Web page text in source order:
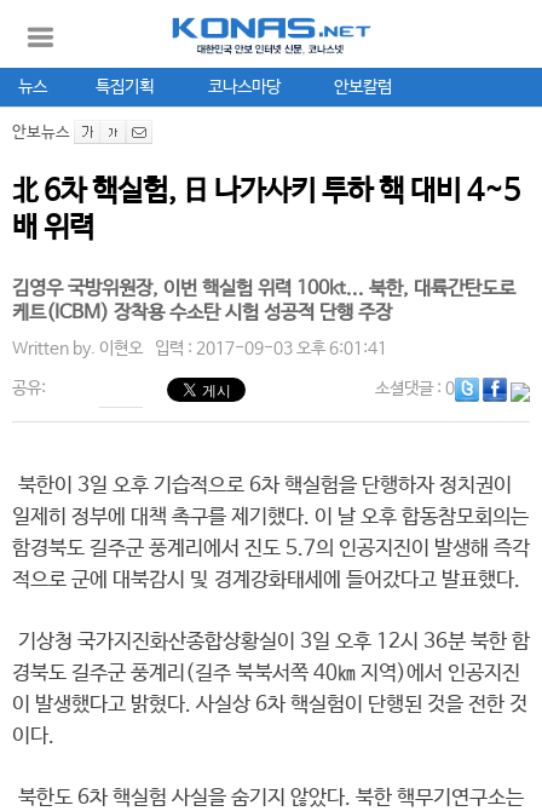
뉴스 특집기획 코나스마당 안보칼럼
안보뉴스
北 6차 핵실험, 日 나가사키 투하 핵 대비 4~5
배 위력
김영우 국방위원장, 이번 핵실험 위력 100kt... 북한, 대륙간탄도로
케트(ICBM) 장착용 수소탄 시험 성공적 단행 주장
Written by. 이현오 입력 : 2017-09-03 오후 6:01:41
공유: 소셜댓글: 0
북한이 3일 오후 기습적으로 6차 핵실험을 단행하자 정치권이
일제히 정부에 대책 촉구를 제기했다. 이 날 오후 합동참모회의는
함경북도 길주군 풍계리에서 진도 5.7의 인공지진이 발생해 즉각
적으로 군에 대북감시 및 경계강화태세에 들어갔다고 발표했다.
기상청 국가지진화산종합상황실이 3일 오후 12시 36분 북한 함
경북도 길주군 풍계리(길주 북북서쪽 40㎞ 지역)에서 인공지진
이 발생했다고 밝혔다. 사실상 6차 핵실험이 단행된 것을 전한 것
이다.
북한도 6차 핵실험 사실을 숨기지 않았다. 북한 핵무기연구소는